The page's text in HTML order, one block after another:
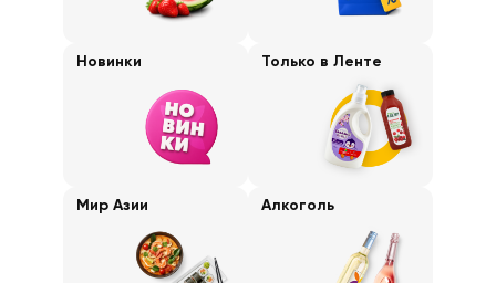
Новинки Только в Ленте
Мир Азии Алкоголь